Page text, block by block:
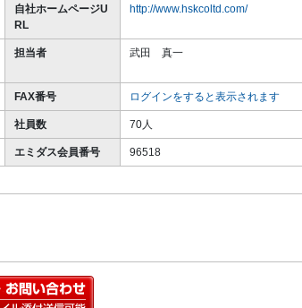
自社ホームページU
RL
http://www.hskcoltd.com/
担当者 武田 真一
FAX番号 ログインをすると表示されます
社員数 70人
エミダス会員番号 96518